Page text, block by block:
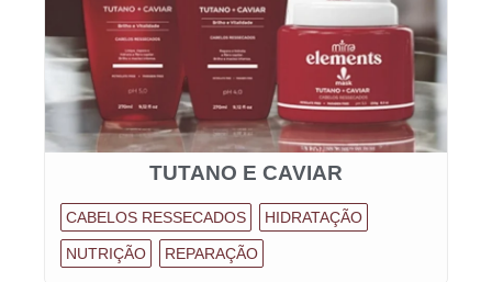
TUTANO E CAVIAR
CABELOS RESSECADOS HIDRATAÇÃO
NUTRIÇÃO REPARAÇÃO